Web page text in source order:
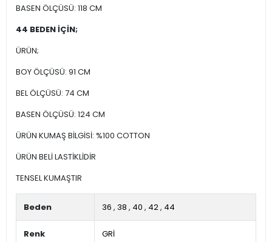
BASEN ÖLÇÜSÜ: 118 CM
44 BEDEN İÇİN;
ÜRÜN;
BOY ÖLÇÜSÜ: 91 CM
BEL ÖLÇÜSÜ: 74 CM
BASEN ÖLÇÜSÜ: 124 CM
ÜRÜN KUMAŞ BİLGİSİ: %100 COTTON
ÜRÜN BELİ LASTİKLİDİR
TENSEL KUMAŞTIR
Beden 36 , 38 , 40 , 42, 44
Renk GRİ